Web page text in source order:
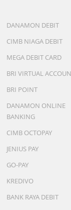
DANAMON DEBIT
CIMB NIAGA DEBIT
MEGA DEBIT CARD
BRI VIRTUAL
BRI POINT
DANAMON ONLINE
BANKING
CIMB OCTOPAY
JENIUS PAY
GO-PAY
KREDIVO
BANK RAYA DEBIT